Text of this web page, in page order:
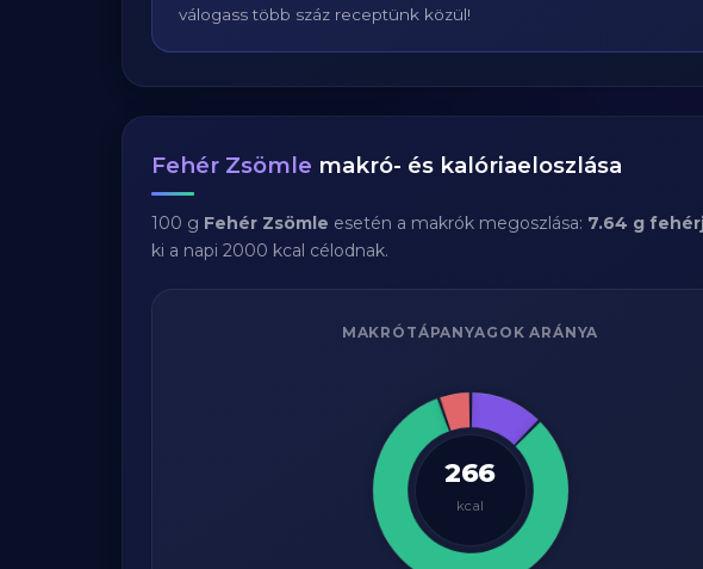
válogass több száz receptünk közül!
Fehér Zsömle makró- és kalóriaeloszlása
100 g Fehér Zsömle esetén a makrók megoszlása: 7.64 g
ki a napi 2000 kcal célodnak.
MAKRÓTÁPANYAGOK ARÁNYA
266
kcal